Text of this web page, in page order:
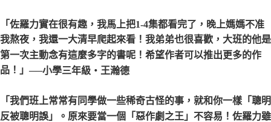
「佐羅力實在很有趣，我馬上把1-4集都看完了，晚上媽媽不准
我熬夜，我還一大清早爬起來看！我弟弟也很喜歡，大班的他是
第一次主動念有這麼多字的書呢！希望作者可以推出更多的作
品！」 ──小學三年級‧王瀚德
「我們班上常常有同學做一些稀奇古怪的事，就和你一樣「聰明
反被聰明誤」。原來要當一個「惡作劇之王」不容易！佐羅力雖